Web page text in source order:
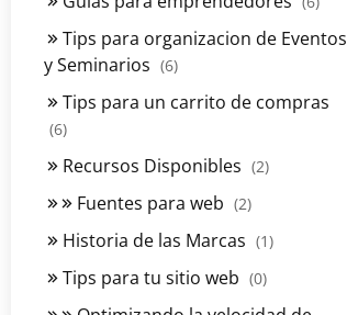
Tips para organizacion de Eventos
y Seminarios (6)
Tips para un carrito de compras
(6)
Recursos Disponibles (2)
Fuentes para web (2)
Historia de las Marcas (1)
Tips para tu sitio web (0)